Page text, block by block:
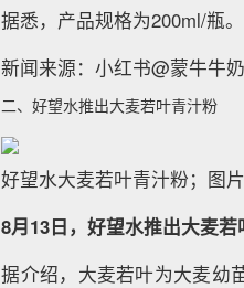
据悉，产品规格为200ml/瓶。
新闻来源：小红书@蒙牛牛
二、好望水推出大麦若叶青汁粉
好望水大麦若叶青汁粉；图
8月13日，好望水推出大麦若
据介绍，大麦若叶为大麦幼